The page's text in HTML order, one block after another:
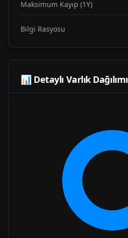
Maksimum Kayıp (1Y)
Bilgi Rasyosu
📊 Detaylı Varlık Dağılımı